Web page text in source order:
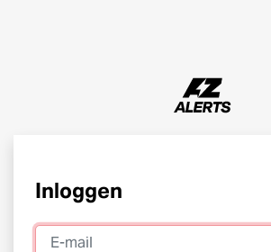
Inloggen
E-mail